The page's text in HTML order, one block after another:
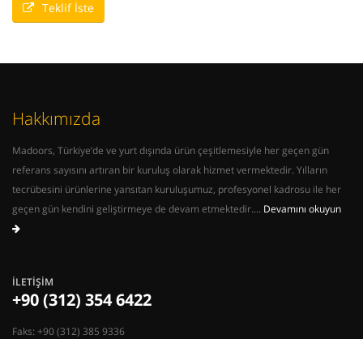
Teklif İste
Hakkımızda
Madoors, Türkiye’de ve yurt dışında ürün çeşitlemesiyle her geçen gün
referans sayısını artıran bir kuruluş olarak hizmet vermektedir. Yılların
tecrübesini ürünlerine yansıtan kuruluşumuz, profesyonel kadrosu ile her
geçen gün kendini geliştirmeye de devam etmektedir.... Devamını okuyun
İLETIŞIM
+90 (312) 354 6422
Faks: +90 (312) 385 9336